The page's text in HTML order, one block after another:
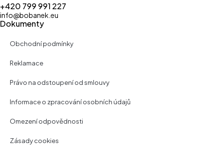
+420 799 991 227
info@bobanek.eu
Dokumenty
Obchodní podmínky
Reklamace
Právo na odstoupení od smlouvy
Informace o zpracování osobních údajů
Omezení odpovědnosti
Zásady cookies